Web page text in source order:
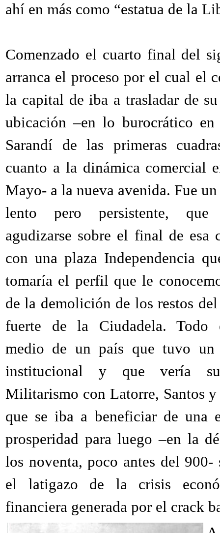
ahí en más como “estatua de la
Comenzado el cuarto final del
arranca el proceso por el cual el
la capital de iba a trasladar de
ubicación –en lo burocrático
Sarandí de las primeras
cuanto a la dinámica comercial
Mayo- a la nueva avenida. Fue
lento pero persistente,
agudizarse sobre el final de esa
con una plaza Independencia
tomaría el perfil que le
de la demolición de los restos
fuerte de la Ciudadela. Todo
medio de un país que tuvo un
institucional y que vería
Militarismo con Latorre, Santos y
que se iba a beneficiar de una
prosperidad para luego –en la
los noventa, poco antes del 900-
el latigazo de la crisis
financiera generada por el crack